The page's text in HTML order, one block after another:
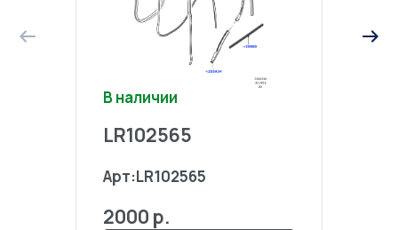
В наличии
LR102565
Арт:LR102565
2000 р.